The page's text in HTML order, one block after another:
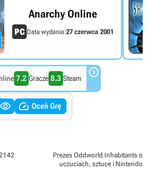
Anarchy Online
Data wydania:27 czerwca 2001
7.2 Gracze 8.3 Steam 
  Oceń Grę
Prezes Oddworld Inhabitants o
uczuciach, sztuce i Nintendo